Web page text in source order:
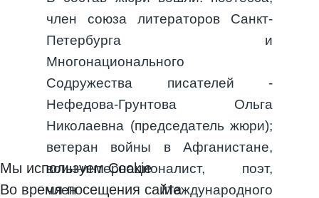
член союза литераторов Санкт-
Петербурга и
Многонационального
Содружества писателей -
Нефедова-Грунтова Ольга
Николаевна (председатель жюри);
ветеран войны в Афганистане,
воин-интернационалист, поэт,
член Международного
Мы используем Cookie
Во время посещения сайта